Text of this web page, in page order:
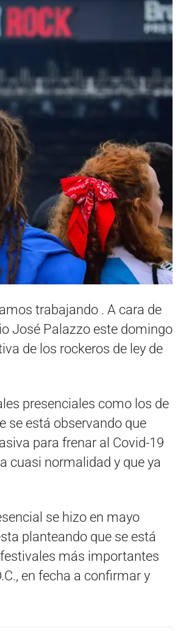
trabajando . A cara de
José Palazzo este domingo
de los rockeros de ley de
presenciales como los de
se está observando que
para frenar al Covid-19
cuasi normalidad y que ya
se hizo en mayo
planteando que se está
más importantes
en fecha a confirmar y